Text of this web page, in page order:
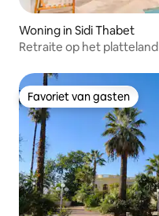
Woning in Sidi Thabet
Retraite op het platteland
Favoriet van gasten
Favoriet van gasten